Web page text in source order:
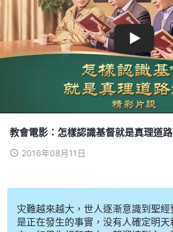
教會電影：怎樣認識基督就是真理道
2016年08月11日
灾難越來越大，世人逐漸意識到聖
是正在發生的事實，没有人確定明